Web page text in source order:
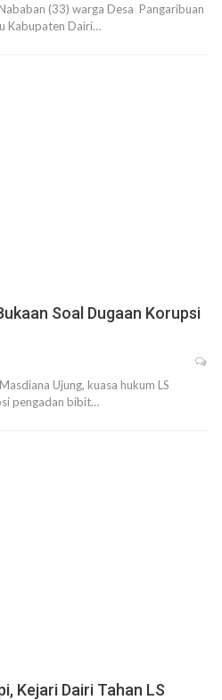
(33) warga Desa Pangaribuan
Kabupaten Dairi…
Soal Dugaan Korupsi
Ujung, kuasa hukum LS
pengadan bibit…
Kejari Dairi Tahan LS